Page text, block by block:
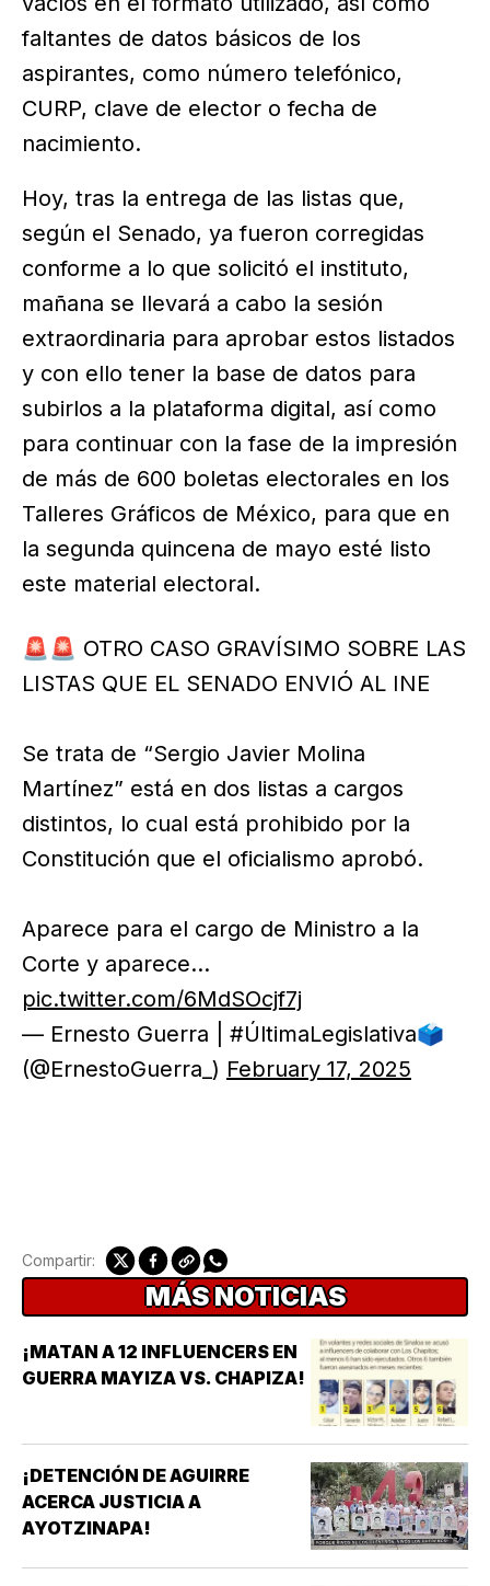
faltantes de datos básicos de los
aspirantes, como número telefónico,
CURP, clave de elector o fecha de
nacimiento.
Hoy, tras la entrega de las listas que,
según el Senado, ya fueron corregidas
conforme a lo que solicitó el instituto,
mañana se llevará a cabo la sesión
extraordinaria para aprobar estos listados
y con ello tener la base de datos para
subirlos a la plataforma digital, así como
para continuar con la fase de la impresión
de más de 600 boletas electorales en los
Talleres Gráficos de México, para que en
la segunda quincena de mayo esté listo
este material electoral.
🚨🚨 OTRO CASO GRAVÍSIMO SOBRE LAS
LISTAS QUE EL SENADO ENVIÓ AL INE
Se trata de “Sergio Javier Molina
Martínez” está en dos listas a cargos
distintos, lo cual está prohibido por la
Constitución que el oficialismo aprobó.
Aparece para el cargo de Ministro a la
Corte y aparece…
pic.twitter.com/6MdSOcjf7j
— Ernesto Guerra | #ÚltimaLegislativa🗳️
(@ErnestoGuerra_) February 17, 2025
Compartir:
MÁS NOTICIAS
¡MATAN A 12 INFLUENCERS EN
GUERRA MAYIZA VS. CHAPIZA!
¡DETENCIÓN DE AGUIRRE
ACERCA JUSTICIA A
AYOTZINAPA!